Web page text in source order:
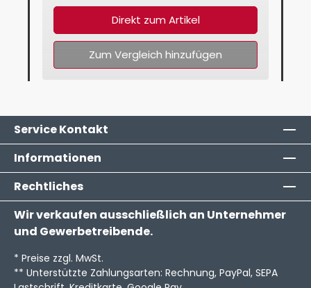
Direkt zum Artikel
Zum Vergleich hinzufügen
Service Kontakt
Informationen
Rechtliches
Wir verkaufen ausschließlich an Unternehmer
und Gewerbetreibende.
* Preise zzgl. MwSt.
** Unterstützte Zahlungsarten: Rechnung, PayPal, SEPA